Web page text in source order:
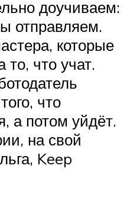
доучиваем:
отправляем.
которые
то, что учат.
что
а потом уйдёт.
на свой
Keep